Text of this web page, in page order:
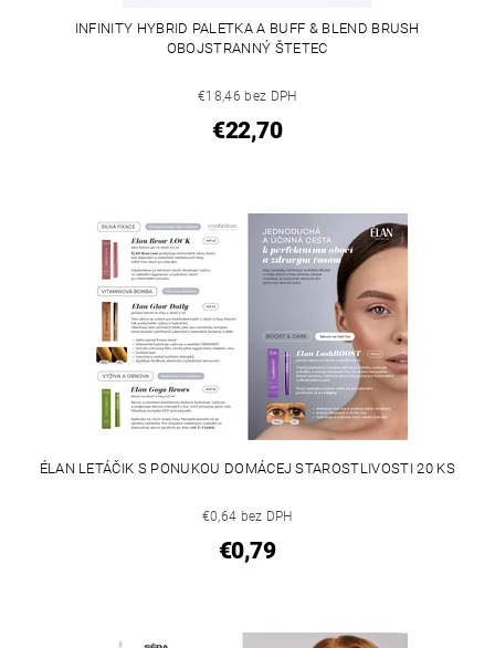
INFINITY HYBRID PALETKA A BUFF & BLEND BRUSH
OBOJSTRANNÝ ŠTETEC
€18,46 bez DPH
€22,70
ÉLAN LETÁČIK S PONUKOU DOMÁCEJ STAROSTLIVOSTI 20 KS
€0,64 bez DPH
€0,79